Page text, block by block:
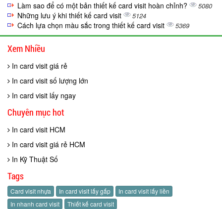
Làm sao để có một bản thiết kế card visit hoàn chỉnh? 5080
Những lưu ý khi thiết kế card visit 5124
Cách lựa chọn màu sắc trong thiết kế card visit 5369
Xem Nhiều
In card visit giá rẻ
In card visit số lượng lớn
In card visit lấy ngay
Chuyên mục hot
In card visit HCM
In card visit giá rẻ HCM
In Kỹ Thuật Số
Tags
Card visit nhựa In card visit lấy gấp
In card visit lấy liền
In nhanh card visit
Thiết kế card visit